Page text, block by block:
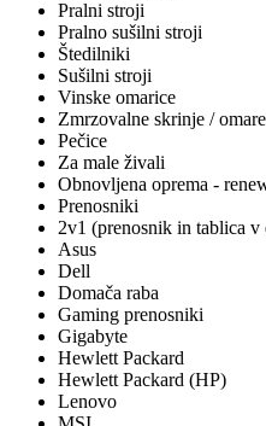
Pralni stroji
Pralno sušilni stroji
Štedilniki
Sušilni stroji
Vinske omarice
Zmrzovalne skrinje / omare
Pečice
Za male živali
Obnovljena oprema -
Prenosniki
2v1 (prenosnik in tablica v
Asus
Dell
Domača raba
Gaming prenosniki
Gigabyte
Hewlett Packard
Hewlett Packard (HP)
Lenovo